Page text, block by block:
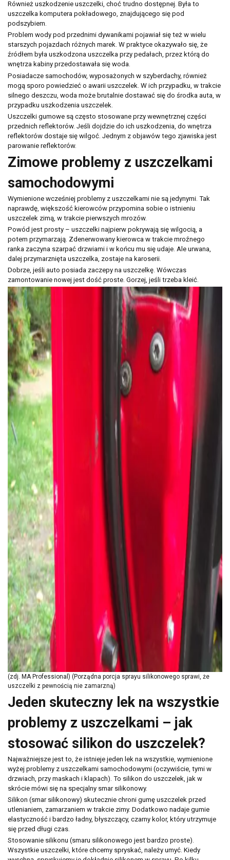
Również uszkodzenie uszczelki, choć trudno dostępnej. Była to
uszczelka komputera pokładowego, znajdującego się pod
podszybiem.
Problem wody pod przednimi dywanikami pojawiał się też w wielu
starszych pojazdach różnych marek. W praktyce okazywało się, że
źródłem była uszkodzona uszczelka przy pedałach, przez którą do
wnętrza kabiny przedostawała się woda.
Posiadacze samochodów, wyposażonych w szyberdachy, również
mogą sporo powiedzieć o awarii uszczelek. W ich przypadku, w trakcie
silnego deszczu, woda może brutalnie dostawać się do środka auta, w
przypadku uszkodzenia uszczelek.
Uszczelki gumowe są często stosowane przy wewnętrznej części
przednich reflektorów. Jeśli dojdzie do ich uszkodzenia, do wnętrza
reflektorów dostaje się wilgoć. Jednym z objawów tego zjawiska jest
parowanie reflektorów.
Zimowe problemy z uszczelkami
samochodowymi
Wymienione wcześniej problemy z uszczelkami nie są jedynymi. Tak
naprawdę, większość kierowców przypomina sobie o istnieniu
uszczelek zimą, w trakcie pierwszych mrozów.
Powód jest prosty – uszczelki najpierw pokrywają się wilgocią, a
potem przymarzają. Zdenerwowany kierowca w trakcie mroźnego
ranka zaczyna szarpać drzwiami i w końcu mu się udaje. Ale urwana,
dalej przymarznięta uszczelka, zostaje na karoserii.
Dobrze, jeśli auto posiada zaczepy na uszczelkę. Wówczas
zamontowanie nowej jest dość proste. Gorzej, jeśli trzeba kleić.
(zdj. MA Professional) (Porządna porcja sprayu silikonowego sprawi, że
uszczelki z pewnością nie zamarzną)
Jeden skuteczny lek na wszystkie
problemy z uszczelkami – jak
stosować silikon do uszczelek?
Najważniejsze jest to, że istnieje jeden lek na wszystkie, wymienione
wyżej problemy z uszczelkami samochodowymi (oczywiście, tymi w
drzwiach, przy maskach i klapach). To silikon do uszczelek, jak w
skrócie mówi się na specjalny smar silikonowy.
Silikon (smar silikonowy) skutecznie chroni gumę uszczelek przed
utlenianiem, zamarzaniem w trakcie zimy. Dodatkowo nadaje gumie
elastyczność i bardzo ładny, błyszczący, czarny kolor, który utrzymuje
się przed długi czas.
Stosowanie silikonu (smaru silikonowego jest bardzo proste).
Wszystkie uszczelki, które chcemy spryskać, należy umyć. Kiedy
Newsletter
Adres email
Wyrażam zgodę na przetwarzanie moich danych osobowych zamieszczonych w
powyższym formularzu przez AMTRA Sp. z o.o. z siedzibą w Sosnowcu (41-200) przy
ul. Schonów 3 w celu odpowiedzi na moje zapytanie. Zapoznałem/zapoznałam się z
pouczeniem dotyczącym prawa dostępu do treści moich danych i możliwości ich
poprawiania. Jestem świadom/świadoma, iż moja zgoda może być odwołana w
każdym czasie, co skutkować będzie usunięciem mojego adresu bazy Amtra Sp. z o.o.
Zgodnie z art. 13 ogólnego rozporządzenia o ochronie danych osobowych z dnia 27
kwietnia 2016 r. (Dz. Urz. UE L 119 z 04.05.2016) informuję, iż:
administratorem Pani/Pana danych osobowych jest AMTRA Sp. z o.o.